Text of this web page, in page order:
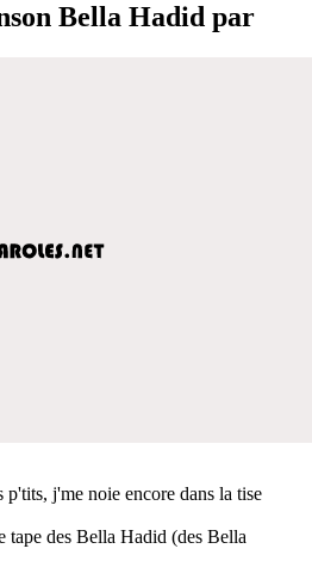
Bella Hadid par
j'me noie encore dans la tise
tape des Bella Hadid (des Bella